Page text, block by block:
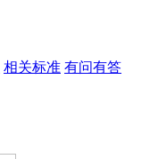
相关标准 有问有答